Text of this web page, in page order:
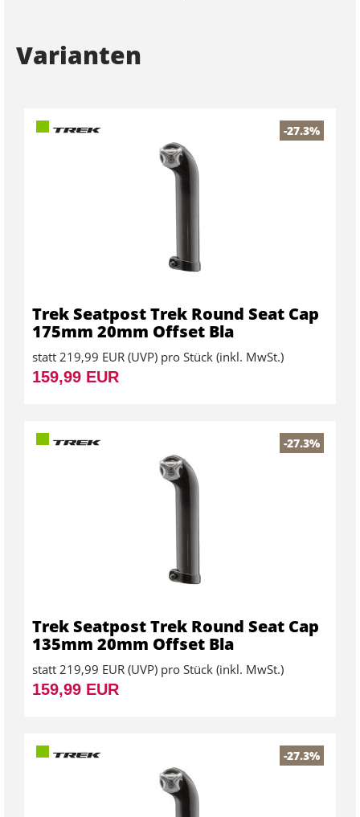
Varianten
-27.3%
Trek Seatpost Trek Round Seat Cap
175mm 20mm Offset Bla
statt 219,99 EUR (UVP) pro Stück (inkl. MwSt.)
159,99 EUR
-27.3%
Trek Seatpost Trek Round Seat Cap
135mm 20mm Offset Bla
statt 219,99 EUR (UVP) pro Stück (inkl. MwSt.)
159,99 EUR
-27.3%